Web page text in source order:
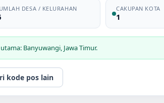
DESA / KELURAHAN CAKUPAN KOTA
1
Banyuwangi, Jawa Timur.
kode pos lain